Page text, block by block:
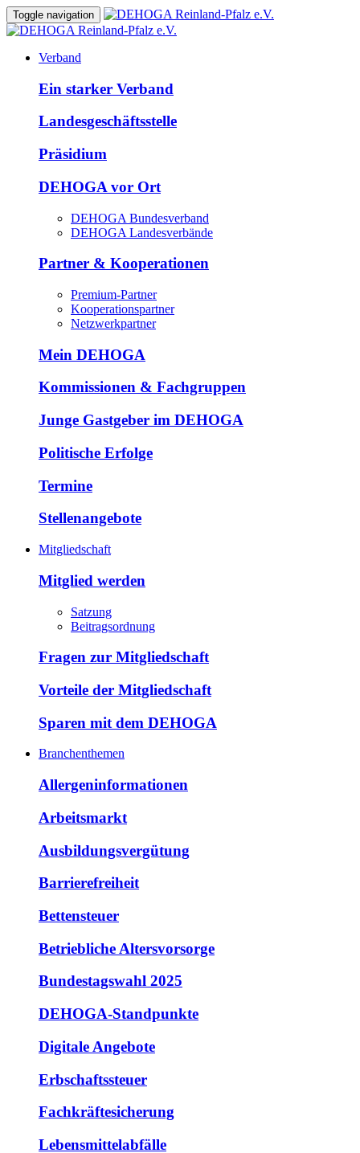
Toggle navigation
Verband
Ein starker Verband
Landesgeschäftsstelle
Präsidium
DEHOGA vor Ort
DEHOGA Bundesverband
DEHOGA Landesverbände
Partner & Kooperationen
Premium-Partner
Kooperationspartner
Netzwerkpartner
Mein DEHOGA
Kommissionen & Fachgruppen
Junge Gastgeber im DEHOGA
Politische Erfolge
Termine
Stellenangebote
Mitgliedschaft
Mitglied werden
Satzung
Beitragsordnung
Fragen zur Mitgliedschaft
Vorteile der Mitgliedschaft
Sparen mit dem DEHOGA
Branchenthemen
Allergeninformationen
Arbeitsmarkt
Ausbildungsvergütung
Barrierefreiheit
Bettensteuer
Betriebliche Altersvorsorge
Bundestagswahl 2025
DEHOGA-Standpunkte
Digitale Angebote
Erbschaftssteuer
Fachkräftesicherung
Lebensmittelabfälle